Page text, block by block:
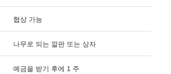
협상 가능
나무로 되는 깔판 또는 상자
예금을 받기 후에 1 주